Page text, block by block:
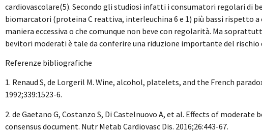
cardiovascolare(5). Secondo gli studiosi infatti i consumatori regolari di
biomarcatori (proteina C reattiva, interleuchina 6 e 1) più bassi rispetto a
maniera eccessiva o che comunque non beve con regolarità. Ma
bevitori moderati è tale da conferire una riduzione importante del
Referenze bibliografiche
1. Renaud S, de Lorgeril M. Wine, alcohol, platelets, and the French
1992;339:1523-6.
2. de Gaetano G, Costanzo S, Di Castelnuovo A, et al. Effects of
consensus document. Nutr Metab Cardiovasc Dis. 2016;26:443-67.